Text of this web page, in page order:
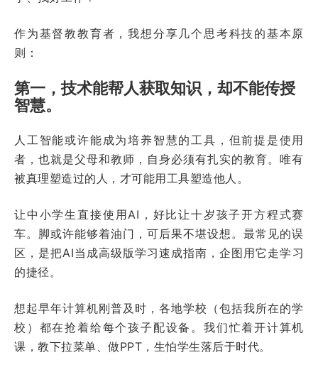
作为基督教教育者，我想分享几个思考科技的基本原
则：
第一，技术能帮人获取知识，却不能传授
智慧。
人工智能或许能成为培养智慧的工具，但前提是使用
者，也就是父母和教师，自身必须有扎实的教育。唯有
被真理塑造过的人，才可能用工具塑造他人。
让中小学生直接使用AI，好比让十岁孩子开方程式赛
车。脚或许能够着油门，可后果不堪设想。最常见的误
区，是把AI当成高级版学习速成指南，企图用它走学习
的捷径。
想起早年计算机刚普及时，各地学校（包括我所在的学
校）都在抢着给每个孩子配设备。我们忙着开计算机
课，教下拉菜单、做PPT，生怕学生落后于时代。